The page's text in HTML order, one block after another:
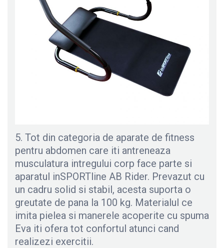
5. Tot din categoria de aparate de fitness
pentru abdomen care iti antreneaza
musculatura intregului corp face parte si
aparatul inSPORTline AB Rider. Prevazut cu
un cadru solid si stabil, acesta suporta o
greutate de pana la 100 kg. Materialul ce
imita pielea si manerele acoperite cu spuma
Eva iti ofera tot confortul atunci cand
realizezi exercitii.